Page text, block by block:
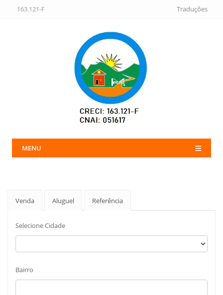
163.121-F Traduções
MENU
Venda Aluguel Referência
Selecione Cidade
Bairro